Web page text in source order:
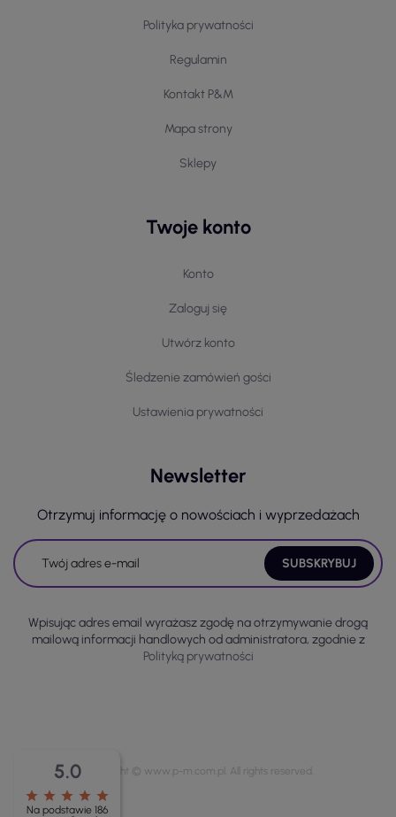
Polityka prywatności
Regulamin
Kontakt P&M
Mapa strony
Sklepy
Twoje konto
Konto
Zaloguj się
Utwórz konto
Śledzenie zamówień gości
Ustawienia prywatności
Newsletter
Otrzymuj informację o nowościach i wyprzedażach
Wpisując adres email wyrażasz zgodę na otrzymywanie drogą
mailową informacji handlowych od administratora, zgodnie z
Polityką prywatności
5.0
star star star star star
Na podstawie 186
Copyright © www.p-m.com.pl. All rights reserved.